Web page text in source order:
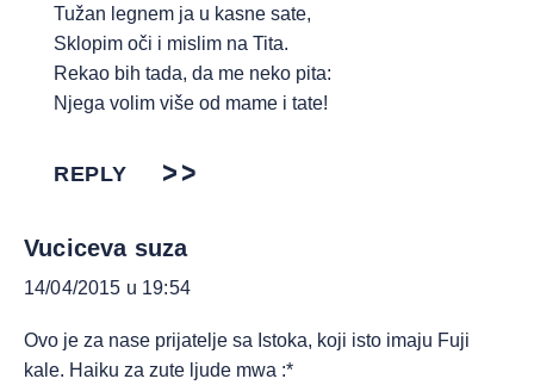
Tužan legnem ja u kasne sate,
Sklopim oči i mislim na Tita.
Rekao bih tada, da me neko pita:
Njega volim više od mame i tate!
REPLY
Vuciceva suza
14/04/2015 u 19:54
Ovo je za nase prijatelje sa Istoka, koji isto imaju Fuji
kale. Haiku za zute ljude mwa :*